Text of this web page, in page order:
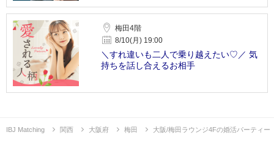
梅田4階
8/10(月) 19:00
＼すれ違いも二人で乗り越えたい♡／ 気
持ちを話し合えるお相手
IBJ Matching 関西 大阪府 梅田 大阪/梅田ラウンジ4Fの婚活パーティー